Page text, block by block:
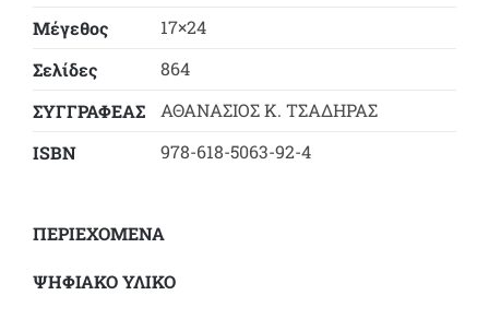
Μέγεθος
17×24
Σελίδες
864
ΣΥΓΓΡΑΦΕΑΣ
ΑΘΑΝΑΣΙΟΣ Κ. ΤΣΑΔΗΡΑΣ
ΙSBN
978-618-5063-92-4
ΠΕΡΙΕΧΟΜΕΝΑ
ΨΗΦΙΑΚΟ ΥΛΙΚΟ